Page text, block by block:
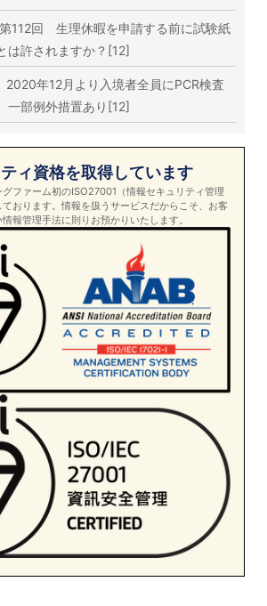
第112回 生理休暇を申請する前に試験紙
は許されますか？[12]
2020年12月より入境者全員にPCR検査
部例外措置あり[12]
ィ資格を取得しています
ファーム初のISO27001（情報セキュリティ管理
おります。情報を扱うサービスだからこそ、お客
報管理手法に則りお預かりいたします。